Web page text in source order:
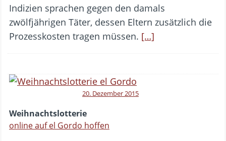
Indizien sprachen gegen den damals
zwölfjährigen Täter, dessen Eltern zusätzlich die
Prozesskosten tragen müssen. […]
20. Dezember 2015
Weihnachtslotterie
online auf el Gordo hoffen